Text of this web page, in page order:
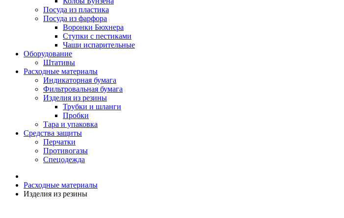
Посуда из пластика
Посуда из фарфора
Воронки Бюхнера
Ступки с пестиками
Чаши испарительные
Оборудование
Штативы
Расходные материалы
Индикаторная бумага
Фильтровальная бумага
Изделия из резины
Трубки и шланги
Пробки
Тара и упаковка
Средства защиты
Перчатки
Противогазы
Спецодежда
Расходные материалы
Изделия из резины